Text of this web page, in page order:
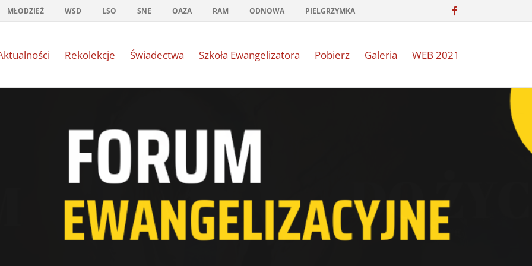
MŁODZIEŻ WSD LSO SNE OAZA RAM ODNOWA PIELGRZYMKA
Rekolekcje Świadectwa Szkoła Ewangelizatora Pobierz Galeria WEB 2021